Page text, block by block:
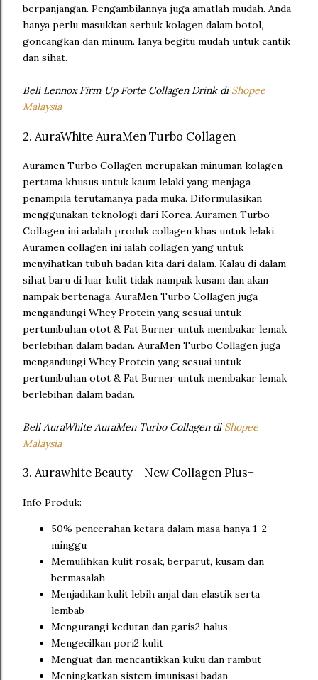
berpanjangan. Pengambilannya juga amatlah mudah. Anda
hanya perlu masukkan serbuk kolagen dalam botol,
goncangkan dan minum. Ianya begitu mudah untuk cantik
dan sihat.
Beli Lennox Firm Up Forte Collagen Drink di Shopee
Malaysia
2. AuraWhite AuraMen Turbo Collagen
Auramen Turbo Collagen merupakan minuman kolagen
pertama khusus untuk kaum lelaki yang menjaga
penampila terutamanya pada muka. Diformulasikan
menggunakan teknologi dari Korea. Auramen Turbo
Collagen ini adalah produk collagen khas untuk lelaki.
Auramen collagen ini ialah collagen yang untuk
menyihatkan tubuh badan kita dari dalam. Kalau di dalam
sihat baru di luar kulit tidak nampak kusam dan akan
nampak bertenaga. AuraMen Turbo Collagen juga
mengandungi Whey Protein yang sesuai untuk
pertumbuhan otot & Fat Burner untuk membakar lemak
berlebihan dalam badan. AuraMen Turbo Collagen juga
mengandungi Whey Protein yang sesuai untuk
pertumbuhan otot & Fat Burner untuk membakar lemak
berlebihan dalam badan.
Beli AuraWhite AuraMen Turbo Collagen di Shopee
Malaysia
3. Aurawhite Beauty - New Collagen Plus+
Info Produk:
50% pencerahan ketara dalam masa hanya 1-2
minggu
Memulihkan kulit rosak, berparut, kusam dan
bermasalah
Menjadikan kulit lebih anjal dan elastik serta
lembab
Mengurangi kedutan dan garis2 halus
Mengecilkan pori2 kulit
Menguat dan mencantikkan kuku dan rambut
Meningkatkan sistem imunisasi badan